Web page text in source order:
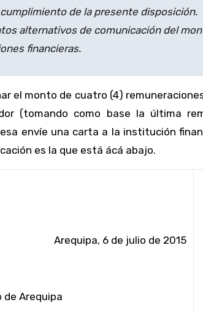
de la presente disposición.
alternativos de comunicación del
financieras.
el monto de cuatro (4)
(tomando como base la última
envíe una carta a la institución
es la que está ácá abajo.
Arequipa, 6 de julio de 2015
de Arequipa